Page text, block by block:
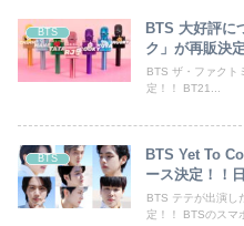
BTS
BTS 大好評に
ク」が再販決
BTS ザ・ファクト
定！！ BT21...
BTS
BTS Yet To
ース決定！！
BTS テテが出演し
定！！ BTSのスマ